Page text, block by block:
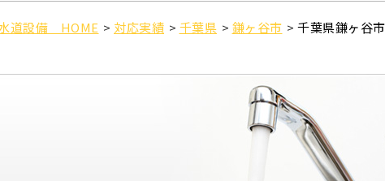
道設備 HOME > 対応実績 > 千葉県 > 鎌ヶ谷市 > 千葉県鎌ヶ谷